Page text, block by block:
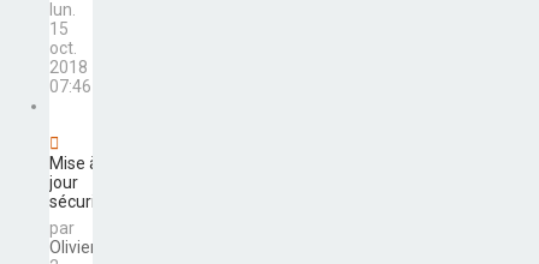
lun.
15
oct.
2018
07:46
Mise à
jour
sécurité
par
Olivier